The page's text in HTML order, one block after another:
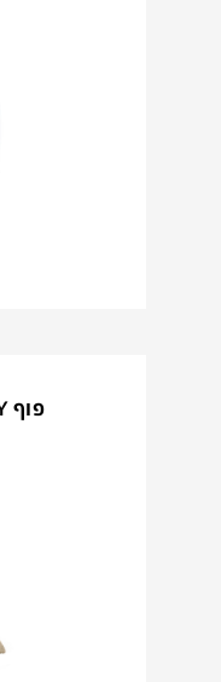
פוף ORIGINAL SLIM TEDDY